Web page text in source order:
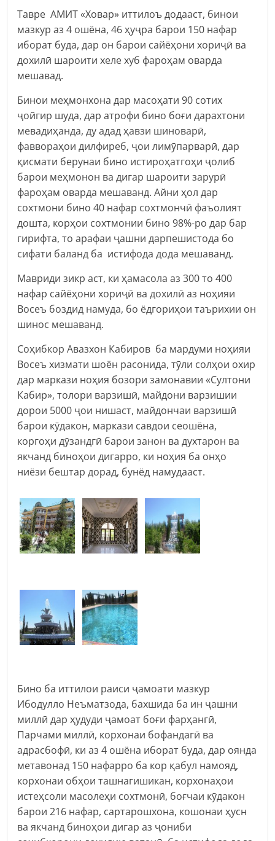
Тавре АМИТ «Ховар» иттилоъ додааст, бинои
мазкур аз 4 ошёна, 46 ҳуҷра барои 150 нафар
иборат буда, дар он барои сайёҳони хориҷӣ ва
дохилӣ шароити хеле хуб фароҳам оварда
мешавад.
Бинои меҳмонхона дар масоҳати 90 сотих
ҷойгир шуда, дар атрофи бино боғи дарахтони
мевадиҳанда, ду адад ҳавзи шиноварӣ,
фаввораҳои дилфиреб, ҷои лимӯпарварӣ, дар
қисмати берунаи бино истироҳатгоҳи ҷолиб
барои меҳмонон ва дигар шароити зарурӣ
фароҳам оварда мешаванд. Айни ҳол дар
сохтмони бино 40 нафар сохтмончӣ фаъолият
дошта, корҳои сохтмонии бино 98%-ро дар бар
гирифта, то арафаи ҷашни дарпешистода бо
сифати баланд ба истифода дода мешаванд.
Мавриди зикр аст, ки ҳамасола аз 300 то 400
нафар сайёҳони хориҷӣ ва дохилӣ аз ноҳияи
Восеъ боздид намуда, бо ёдгориҳои таърихии он
шинос мешаванд.
Соҳибкор Авазхон Кабиров ба мардуми ноҳияи
Восеъ хизмати шоён расонида, тӯли солҳои охир
дар маркази ноҳия бозори замонавии «Султони
Кабир», толори варзишӣ, майдони варзишии
дорои 5000 ҷои нишаст, майдончаи варзишӣ
барои кӯдакон, маркази савдои сеошёна,
коргоҳи дӯзандгӣ барои занон ва духтарон ва
якчанд биноҳои дигарро, ки ноҳия ба онҳо
ниёзи бештар дорад, бунёд намудааст.
Бино ба иттилои раиси ҷамоати мазкур
Ибодулло Неъматзода, бахшида ба ин ҷашни
миллӣ дар ҳудуди ҷамоат боғи фарҳангӣ,
Парчами миллӣ, корхонаи бофандагӣ ва
адрасбофӣ, ки аз 4 ошёна иборат буда, дар оянда
метавонад 150 нафарро ба кор қабул намояд,
корхонаи обҳои ташнагишикан, корхонаҳои
истеҳсоли масолеҳи сохтмонӣ, боғчаи кӯдакон
барои 216 нафар, сартарошхона, кошонаи ҳусн
ва якчанд биноҳои дигар аз ҷониби